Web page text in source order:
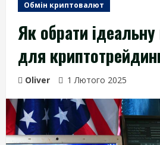
Обмін криптовалют
Як обрати
для
Oliver 1 Лютого 2025